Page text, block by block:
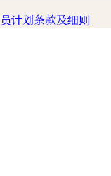
计划条款及细则